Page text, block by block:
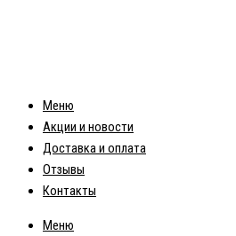
Меню
Акции и новости
Доставка и оплата
Отзывы
Контакты
Меню